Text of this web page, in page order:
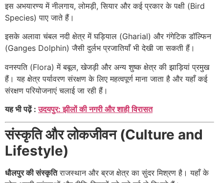
इस अभयारण्य में नीलगाय, लोमड़ी, सियार और कई प्रकार के पक्षी (Bird
Species) पाए जाते हैं।
इसके अलावा चंबल नदी क्षेत्र में घड़ियाल (Gharial) और गंगेटिक डॉल्फिन
(Ganges Dolphin) जैसी दुर्लभ प्रजातियाँ भी देखी जा सकती हैं।
वनस्पति (Flora) में बबूल, खेजड़ी और अन्य शुष्क क्षेत्र की झाड़ियां प्रमुख
हैं। यह क्षेत्र पर्यावरण संरक्षण के लिए महत्वपूर्ण माना जाता है और यहाँ कई
संरक्षण परियोजनाएं चलाई जा रही हैं।
यह भी पढ़ें :उदयपुर: झीलों की नगरी और शाही विरासत
संस्कृति और लोकजीवन (Culture and
Lifestyle)
धौलपुर की संस्कृतिराजस्थान और ब्रज क्षेत्र का सुंदर मिश्रण है। यहाँ के